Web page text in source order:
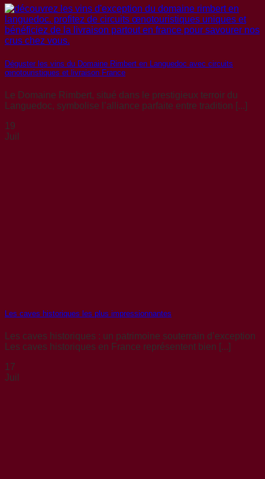
Déguster les vins du Domaine Rimbert en Languedoc avec circuits
œnotouristiques et livraison France
Le Domaine Rimbert, situé dans le prestigieux terroir du
Languedoc, symbolise l’alliance parfaite entre tradition [...]
19
Juil
Les caves historiques les plus impressionnantes
Les caves historiques : un patrimoine souterrain d’exception
Les caves historiques en France représentent bien [...]
17
Juil